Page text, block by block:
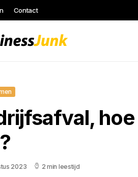
Contact
2023 2 min leestijd